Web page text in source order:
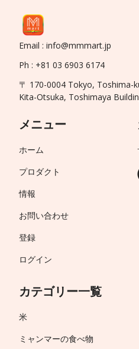
Email : info@mmmart.jp
Ph : +81 03 6903 6174
〒 170-0004 Tokyo, Toshima-
Kita-Otsuka, Toshimaya
メニュー
ホーム
プロダクト
情報
お問い合わせ
登録
ログイン
カテゴリー一覧
米
ミャンマーの食べ物